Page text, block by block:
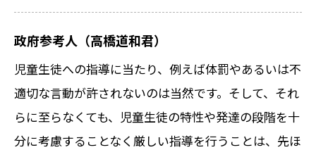
政府参考人（高橋道和君）
児童生徒への指導に当たり、例えば体罰やあるいは不
適切な言動が許されないのは当然です。そして、それ
らに至らなくても、児童生徒の特性や発達の段階を十
分に考慮することなく厳しい指導を行うことは、先ほ